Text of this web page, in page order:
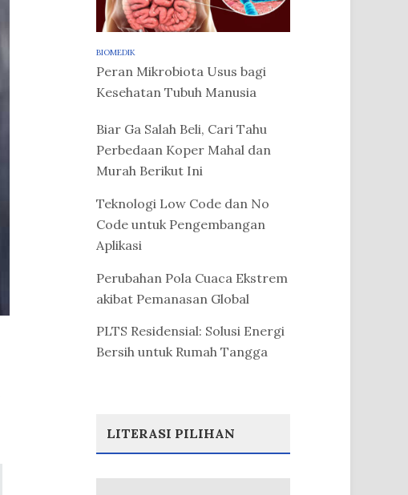
BIOMEDIK
Peran Mikrobiota Usus bagi
Kesehatan Tubuh Manusia
Biar Ga Salah Beli, Cari Tahu
Perbedaan Koper Mahal dan
Murah Berikut Ini
Teknologi Low Code dan No
Code untuk Pengembangan
Aplikasi
Perubahan Pola Cuaca Ekstrem
akibat Pemanasan Global
PLTS Residensial: Solusi Energi
Bersih untuk Rumah Tangga
LITERASI PILIHAN